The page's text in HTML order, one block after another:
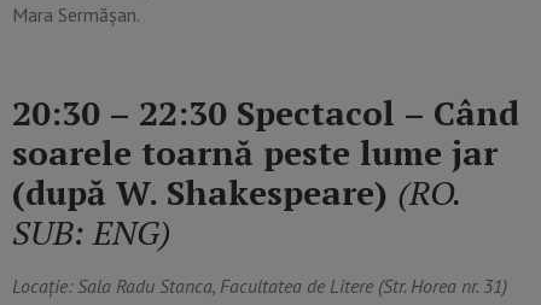
Mara Sermășan.
20:30 – 22:30 Spectacol – Când
soarele toarnă peste lume jar
(după W. Shakespeare) (RO.
SUB: ENG)
Locație: Sala Radu Stanca, Facultatea de Litere (Str. Horea nr. 31)